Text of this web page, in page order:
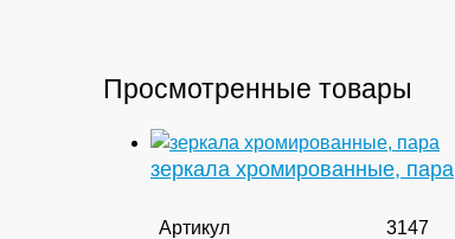
Просмотренные товары
зеркала хромированные, пара
Артикул 3147